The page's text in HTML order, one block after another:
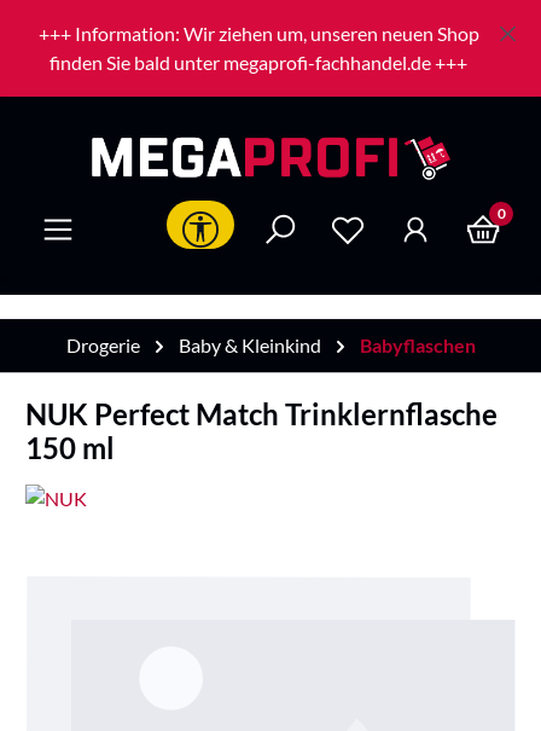
Zum Hauptinhalt springen
+++ Information: Wir ziehen um, unseren neuen Shop
finden Sie bald unter megaprofi-fachhandel.de +++
Werkzeugleiste anzeigen 0
Drogerie Baby & Kleinkind Babyflaschen
NUK Perfect Match Trinklernflasche
150 ml